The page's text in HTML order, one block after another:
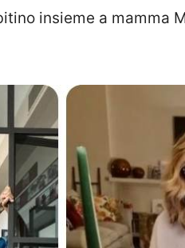
insieme a mamma